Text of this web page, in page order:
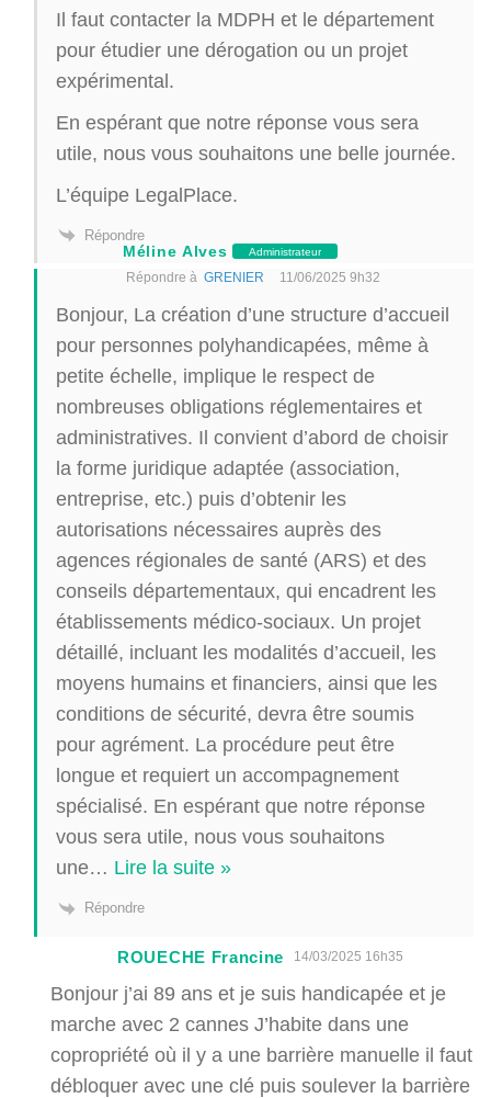
Il faut contacter la MDPH et le département
pour étudier une dérogation ou un projet
expérimental.
En espérant que notre réponse vous sera
utile, nous vous souhaitons une belle journée.
L’équipe LegalPlace.
Répondre
Méline Alves Administrateur
Répondre à GRENIER 11/06/2025 9h32
Bonjour, La création d’une structure d’accueil
pour personnes polyhandicapées, même à
petite échelle, implique le respect de
nombreuses obligations réglementaires et
administratives. Il convient d’abord de choisir
la forme juridique adaptée (association,
entreprise, etc.) puis d’obtenir les
autorisations nécessaires auprès des
agences régionales de santé (ARS) et des
conseils départementaux, qui encadrent les
établissements médico-sociaux. Un projet
détaillé, incluant les modalités d’accueil, les
moyens humains et financiers, ainsi que les
conditions de sécurité, devra être soumis
pour agrément. La procédure peut être
longue et requiert un accompagnement
spécialisé. En espérant que notre réponse
vous sera utile, nous vous souhaitons
une… Lire la suite »
Répondre
ROUECHE Francine 14/03/2025 16h35
Bonjour j’ai 89 ans et je suis handicapée et je
marche avec 2 cannes J’habite dans une
copropriété où il y a une barrière manuelle il faut
débloquer avec une clé puis soulever la barrière